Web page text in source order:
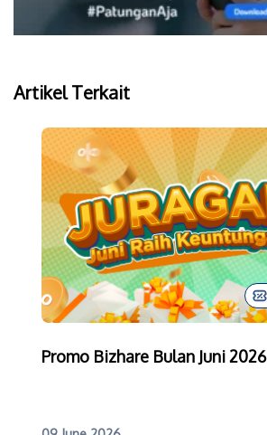
Artikel Terkait
Promo Bizhare Bulan Juni 2026